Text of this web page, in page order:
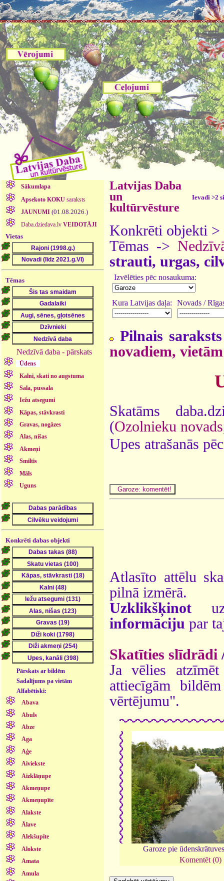
Sākumlapa
Apsekoto KOKUsaraksts
JAUNUMI (01.08.2026.)
Daba.dziedava.lv VEIDOTĀJI
Vietas
Tēmas
Nedzīvā daba - pārskats
Ūdens
Kalni, skati no augstuma
Sala, pussala
Iežu atsegumi
Kāpas, stāvkrasti
Gravas, nogāzes
Alas, nišas
Akmeņi
Smiltis
Māls
Uguns
Konkrēti dabas objekti
Pārskats ar bildēm
Sadalījums pa vietām
Alfabētiski:
Abava
Abuls
Abze
Aga
Aģe
Aiviekste
Aizklāņupe
Akmeņupe
Akmeņupīte
Alakste
Ālave
Alekšupīte
Alokste
Amata
Amula
Latvijas Daba
un
kultūrvēsture
Ievadi >2
Konkrēti objekti >
Tēmas ->
strauti, urgas,
Izvēlēties pēc nosaukuma:
Kura Latvijas daļa: Novads /
Pilnais
novadiem, vietām
Skatāms
(Ozolnieku novads
Upes atrašanās
Atlasīto attēlu
pilnā izmērā.
Uzklikšķinot
informāciju par
Skatīties slīdrādi
Ja vēlies
attiecīgām
vērtējumu".
Garoze pie
Komentēt (0)